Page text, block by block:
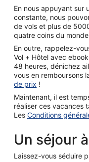
En nous appuyant sur
constante, nous
de vols et plus de
quatre coins du
En outre, rappelez-
Vol + Hôtel avec
48 heures, dénichez
vous en remboursons
de prix !
Maintenant, il est
réaliser ces vacances
Les Conditions
Un séjour
Laissez-vous séduire